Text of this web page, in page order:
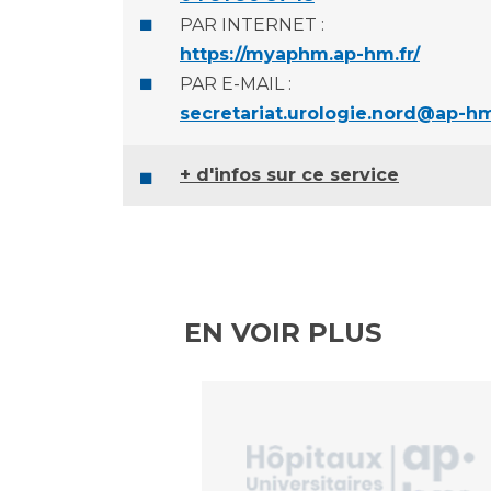
PAR INTERNET :
https://myaphm.ap-hm.fr/
PAR E-MAIL :
secretariat.urologie.nord@ap-
+ d'infos sur ce service
EN VOIR PLUS